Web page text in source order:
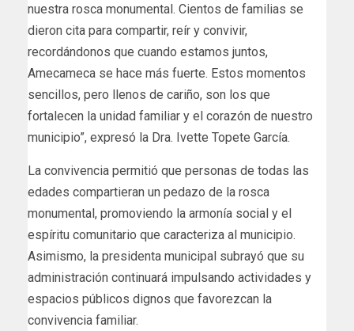
nuestra rosca monumental. Cientos de familias se
dieron cita para compartir, reír y convivir,
recordándonos que cuando estamos juntos,
Amecameca se hace más fuerte. Estos momentos
sencillos, pero llenos de cariño, son los que
fortalecen la unidad familiar y el corazón de nuestro
municipio”, expresó la Dra. Ivette Topete García.
La convivencia permitió que personas de todas las
edades compartieran un pedazo de la rosca
monumental, promoviendo la armonía social y el
espíritu comunitario que caracteriza al municipio.
Asimismo, la presidenta municipal subrayó que su
administración continuará impulsando actividades y
espacios públicos dignos que favorezcan la
convivencia familiar.